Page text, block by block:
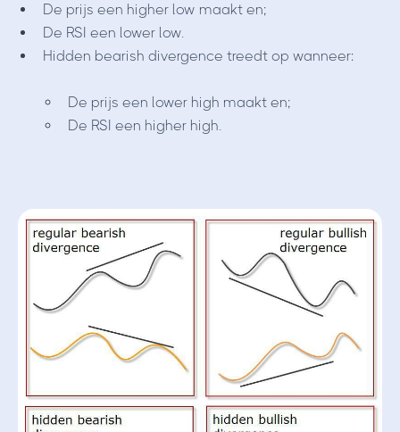
De prijs een higher low maakt en;
De RSI een lower low.
Hidden bearish divergence treedt op wanneer:
De prijs een lower high maakt en;
De RSI een higher high.